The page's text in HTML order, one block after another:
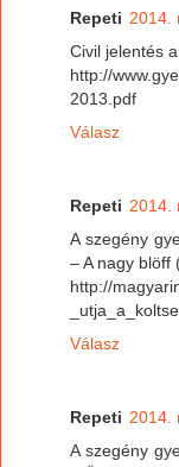
Repeti 2014.
Civil jelentés
http://
2013.pdf
Válasz
Repeti 2014.
A szegény
– A nagy blöff
http://
Válasz
Repeti 2014.
A szegény